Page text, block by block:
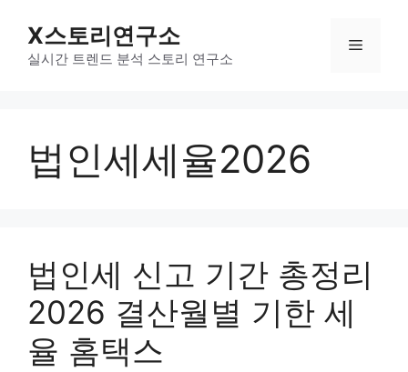
X스토리연구소
실시간 트렌드 분석 스토리 연구소
메
법인세세율2026
법인세 신고 기간 총정리
2026 결산월별 기한 세
율 홈택스